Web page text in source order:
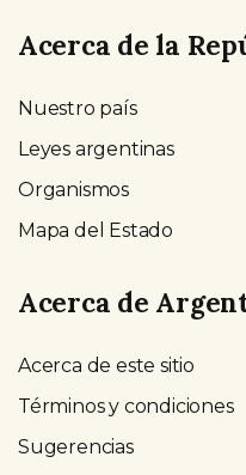
Acerca de la
Nuestro país
Leyes argentinas
Organismos
Mapa del Estado
Acerca de
Acerca de este sitio
Términos y condiciones
Sugerencias